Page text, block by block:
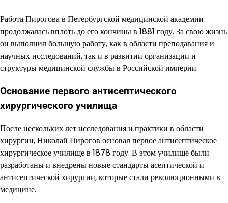
Работа Пирогова в Петербургской медицинской академии
продолжалась вплоть до его кончины в 1881 году. За свою жизнь
он выполнил большую работу, как в области преподавания и
научных исследований, так и в развитии организации и
структуры медицинской службы в Российской империи.
Основание первого антисептического
хирургического училища
После нескольких лет исследования и практики в области
хирургии, Николай Пирогов основал первое антисептическое
хирургическое училище в 1878 году. В этом училище были
разработаны и внедрены новые стандарты асептической и
антисептической хирургии, которые стали революционными в
медицине.